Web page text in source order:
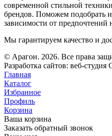
современной стильной
брендов. Поможем подобрать
зависимости от предпочтений
Мы гарантируем качество и
© Арагон. 2026. Все права
Разработка сайтов: веб-студия
Главная
Каталог
Избранное
Профиль
Корзина
Ваша корзина
Заказать обратный звонок